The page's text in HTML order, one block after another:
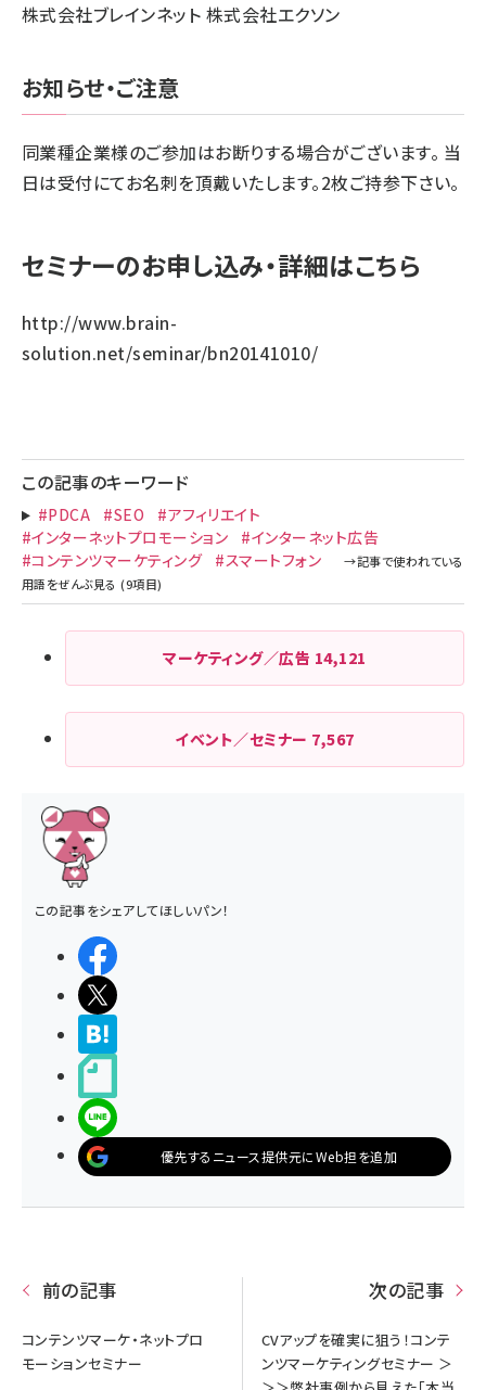
株式会社ブレインネット 株式会社エクソン
お知らせ・ご注意
同業種企業様のご参加はお断りする場合がございます。 当
日は受付にてお名刺を頂戴いたします。2枚ご持参下さい。
セミナーのお申し込み・詳細はこちら
http://www.brain-
solution.net/seminar/bn20141010/
この記事のキーワード
#PDCA #SEO
#アフィリエイト
#インターネットプロモーション
#インターネット広告
#コンテンツマーケティング
#スマートフォン
マーケティング／広告 14,121
イベント／セミナー 7,567
この記事をシェアしてほしいパン！
優先するニュース提供元にWeb担を追加
前の記事
コンテンツマーケ・ネットプロ
モーションセミナー
次の記事
CVアップを確実に狙う！コンテ
ンツマーケティングセミナー ＞